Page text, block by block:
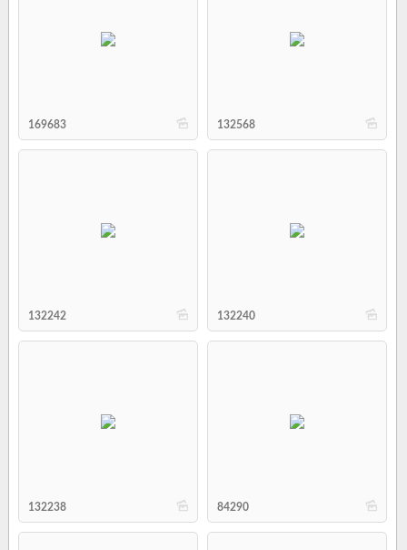
b
169683 b
132568
b
132242 b
132240
b
132238 b
84290